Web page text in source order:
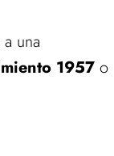
una
1957 o